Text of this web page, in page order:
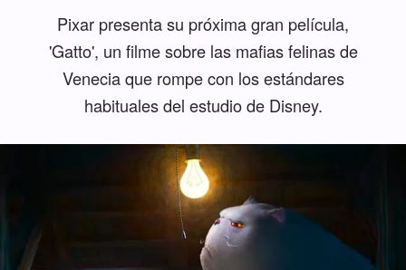
Pixar presenta su próxima gran película,
'Gatto', un filme sobre las mafias felinas de
Venecia que rompe con los estándares
habituales del estudio de Disney.